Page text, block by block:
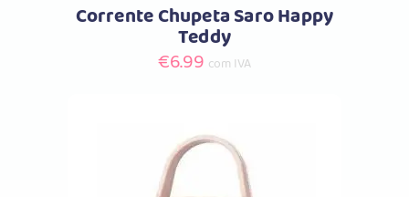
Corrente Chupeta Saro Happy
Teddy
€6.99 com IVA